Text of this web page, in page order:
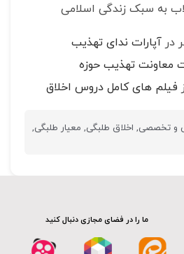
به سبک زندگی اسلامی
در آپارات ندای تهذیب
معاونت تهذیب حوزه
فیلم های کامل دروس اخلاق
و تخصصی, اخلاق طلبگی, معیار طلبگی,
ما را در فضای مجازی دنبال کنید